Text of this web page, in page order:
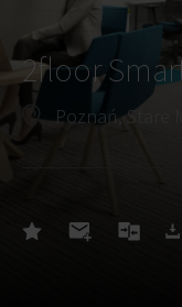
2floor
Poznań, Stare